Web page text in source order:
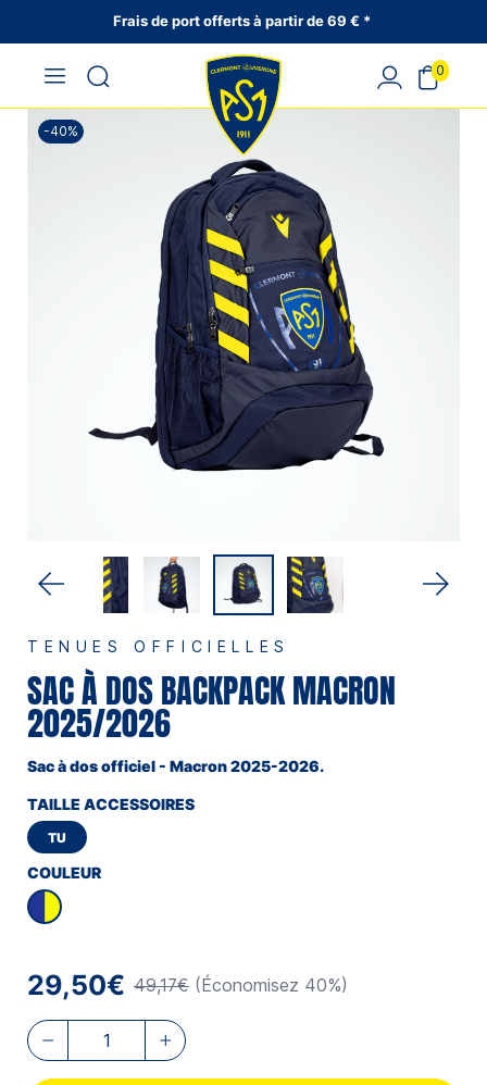
Frais de port offerts à partir de 69 € *
-40%
TENUES OFFICIELLES
SAC À DOS BACKPACK MACRON
2025/2026
Sac à dos officiel - Macron 2025-2026.
TAILLE ACCESSOIRES
TU
COULEUR
29,50€ 49,17€ (Économisez 40%)
0